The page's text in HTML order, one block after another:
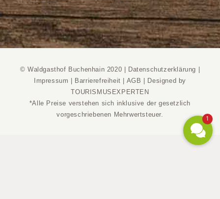
© Waldgasthof Buchenhain 2020 | Datenschutzerklärung
Impressum
Barrierefreiheit AGB
Designed by
TOURISMUSEXPERTEN
*Alle Preise verstehen sich inklusive der gesetzlich
vorgeschriebenen Mehrwertsteuer.
1